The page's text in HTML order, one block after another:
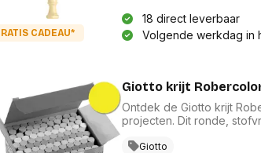
CADEAU*
18 direct leverbaar
Volgende werkdag in
Giotto krijt
Ontdek de Giotto krijt
projecten. Dit ronde,
kwaliteit, waardoor het
Giotto